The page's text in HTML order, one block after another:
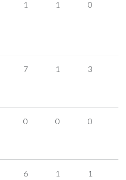
1 1 0
7 1 3
0 0 0
6 1 1